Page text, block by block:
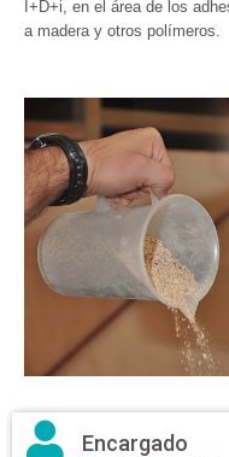
I+D+i, en el área de los
a madera y otros polímeros.
Encargado